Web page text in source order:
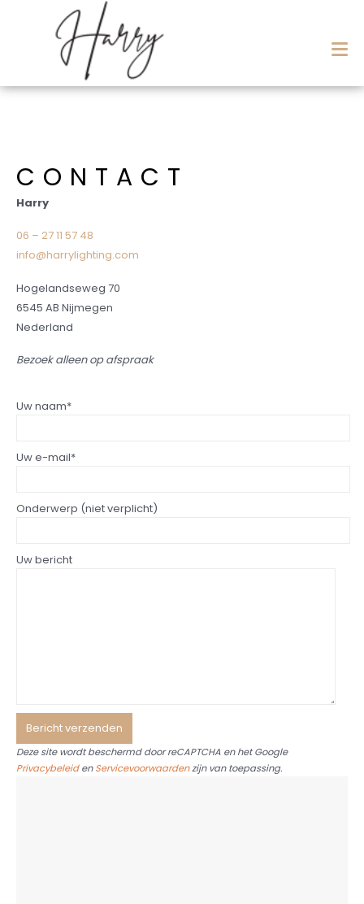
CONTACT
Harry
06 – 27 11 57 48
info@harrylighting.com
Hogelandseweg 70
6545 AB Nijmegen
Nederland
Bezoek alleen op afspraak
Uw naam*
Uw e-mail*
Onderwerp (niet verplicht)
Uw bericht
Deze site wordt beschermd door reCAPTCHA en het Google
PrivacybeleidenServicevoorwaardenzijn van toepassing.